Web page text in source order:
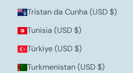
Tristan da Cunha (USD $)
Tunisia (USD $)
Türkiye (USD $)
Turkmenistan (USD $)